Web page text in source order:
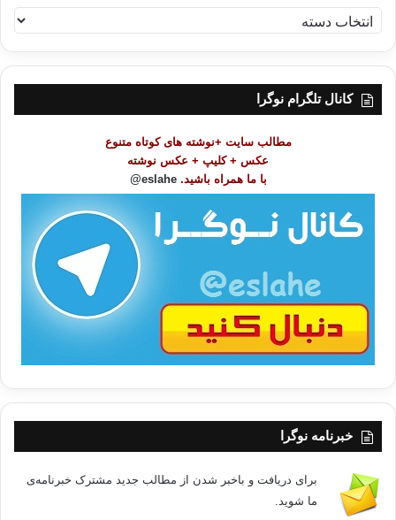
ه
ر
کانال تلگرام نوگرا
مطالب سایت +نوشته های کوتاه متنوع
عکس + کلیپ + عکس نوشته
با ما همراه باشید. eslahe@
خبرنامه نوگرا
برای دریافت و باخبر شدن از مطالب جدید مشترک خبرنامه‌ی
ما شوید.